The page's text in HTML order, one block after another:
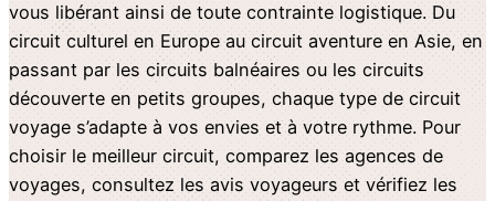
vous libérant ainsi de toute contrainte logistique. Du
circuit culturel en Europe au circuit aventure en Asie, en
passant par les circuits balnéaires ou les circuits
découverte en petits groupes, chaque type de circuit
voyage s’adapte à vos envies et à votre rythme. Pour
choisir le meilleur circuit, comparez les agences de
voyages, consultez les avis voyageurs et vérifiez les